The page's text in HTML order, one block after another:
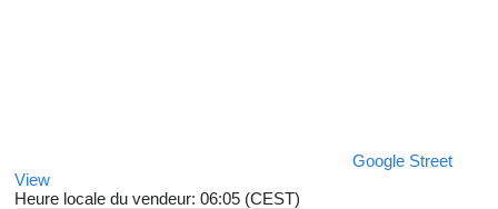
Google Street
View
Heure locale du vendeur: 06:05 (CEST)